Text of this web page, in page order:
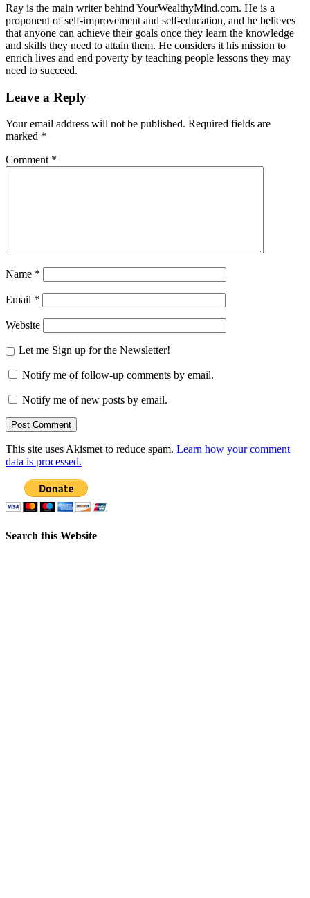
Ray is the main writer behind YourWealthyMind.com. He is a
proponent of self-improvement and self-education, and he believes
that anyone can achieve their goals once they learn the knowledge
and skills they need to attain them. He considers it his mission to
enrich lives and end poverty by teaching people lessons they may
need to succeed.
Leave a Reply
Your email address will not be published. Required fields are
marked *
Comment *
Name *
Email *
Website
Let me Sign up for the Newsletter!
Notify me of follow-up comments by email.
Notify me of new posts by email.
This site uses Akismet to reduce spam. Learn how your comment
data is processed.
Search this Website